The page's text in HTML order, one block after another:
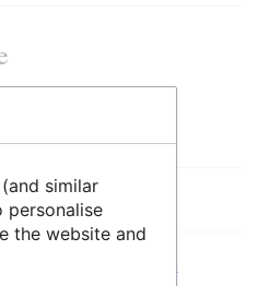
les utilisateurs
tous les utilisateurs
pour cette page.
similar
personalise
the website and